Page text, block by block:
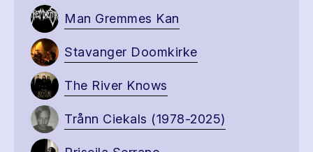
Man Gremmes Kan
Stavanger Doomkirke
The River Knows
Trånn Ciekals (1978-2025)